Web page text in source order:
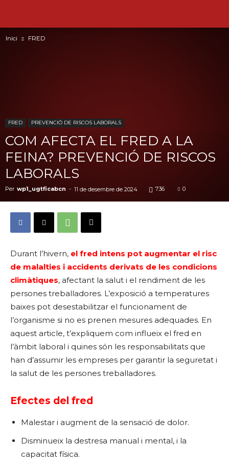
Inici FRED
FRED PREVENCIÓ DE RISCOS LABORALS
COM AFECTA EL FRED A LA
FEINA? PREVENCIÓ DE RISCOS
LABORALS
Per wp1_ugtficabcn - 11 de desembre de 2024 736 0
Durant l’hivern, el fred intens pot augmentar el risc
de malalties i accidents derivats de les condicions
climàtiques, afectant la salut i el rendiment de les
persones treballadores. L’exposició a temperatures
baixes pot desestabilitzar el funcionament de
l’organisme si no es prenen mesures adequades. En
aquest article, t’expliquem com influeix el fred en
l’àmbit laboral i quines són les responsabilitats que
han d’assumir les empreses per garantir la seguretat i
la salut de les persones treballadores.
Efectes del fred
Malestar i augment de la sensació de dolor.
Disminueix la destresa manual i mental, i la
capacitat física.